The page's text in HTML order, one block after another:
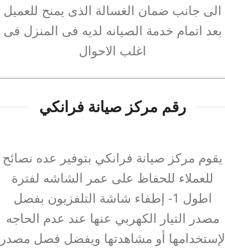
الى جانب ضمان الغسالة الذى يمنح للعميل
بعد اتمام خدمة الصيانه لديه فى المنزل فى
اغلب الاحوال
رقم مركز صيانة فرانكي
يقوم مركز صيانة فرانكي بتوفير عده نصائح
للعملاء للحفاظ على عمر الشاشه لفترة
اطول 1- إطفاء شاشة التلفزيون بفصل
مصدر التيار الكهربي عنها عند عدم الحاجه
لإستخدامها أو مشاهدتها ويفضل فصل مصدر